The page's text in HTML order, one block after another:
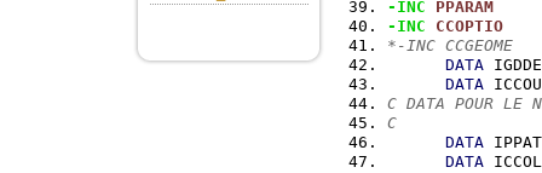
-INC
PPARAM
-INC
CCOPTIO
*-INC CCGEOME
DATA
DATA
C DATA POUR LE
C
DATA IPPAT
DATA ICCOL